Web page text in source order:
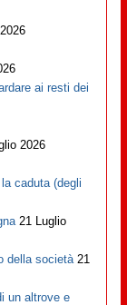
ai resti dei
2026
caduta (degli
21 Luglio
della società 21
un altrove e